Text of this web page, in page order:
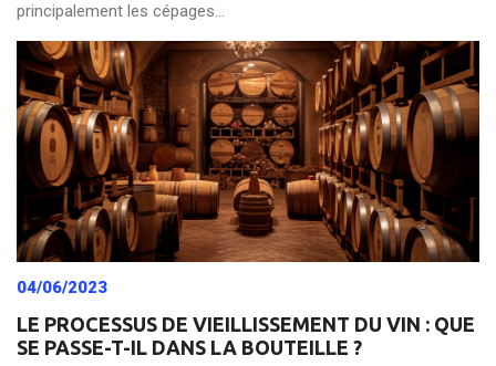
principalement les cépages...
04/06/2023
LE PROCESSUS DE VIEILLISSEMENT DU VIN : QUE
SE PASSE-T-IL DANS LA BOUTEILLE ?